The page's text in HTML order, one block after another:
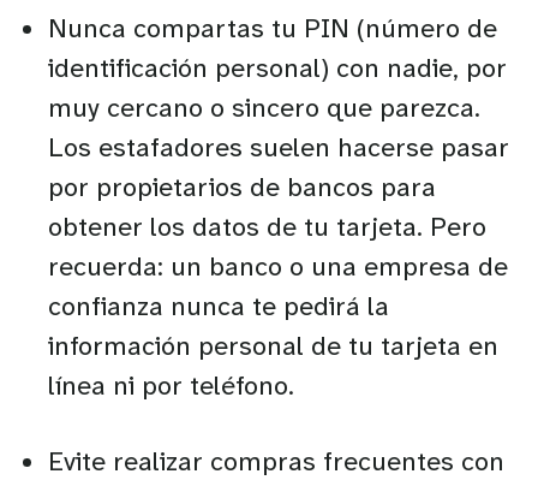
Nunca compartas tu PIN (número de
identificación personal) con nadie, por
muy cercano o sincero que parezca.
Los estafadores suelen hacerse pasar
por propietarios de bancos para
obtener los datos de tu tarjeta. Pero
recuerda: un banco o una empresa de
confianza nunca te pedirá la
información personal de tu tarjeta en
línea ni por teléfono.
Evite realizar compras frecuentes con